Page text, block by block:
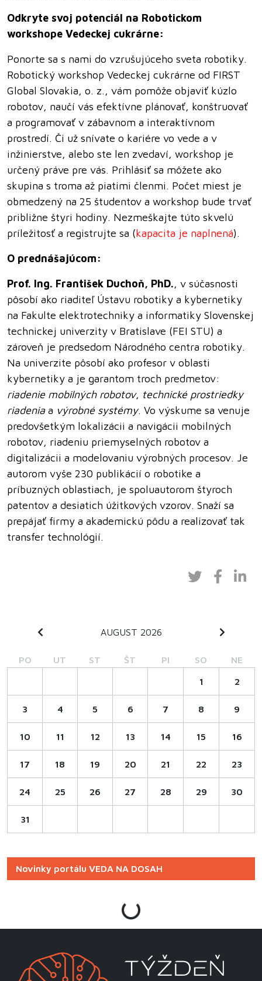
Odkryte svoj potenciál na Robotickom
workshope Vedeckej cukrárne:
Ponorte sa s nami do vzrušujúceho sveta robotiky.
Robotický workshop Vedeckej cukrárne od FIRST
Global Slovakia, o. z., vám pomôže objaviť kúzlo
robotov, naučí vás efektívne plánovať, konštruovať
a programovať v zábavnom a interaktívnom
prostredí. Či už snívate o kariére vo vede a v
inžinierstve, alebo ste len zvedaví, workshop je
určený práve pre vás. Prihlásiť sa môžete ako
skupina s troma až piatimi členmi. Počet miest je
obmedzený na 25 študentov a workshop bude trvať
približne štyri hodiny. Nezmeškajte túto skvelú
príležitosť a registrujte sa (kapacita je naplnená).
O prednášajúcom:
Prof. Ing. František Duchoň, PhD., v súčasnosti
pôsobí ako riaditeľ Ústavu robotiky a kybernetiky
na Fakulte elektrotechniky a informatiky Slovenskej
technickej univerzity v Bratislave (FEI STU) a
zároveň je predsedom Národného centra robotiky.
Na univerzite pôsobí ako profesor v oblasti
kybernetiky a je garantom troch predmetov:
riadenie mobilných robotov, technické prostriedky
riadeniaa výrobné systémy. Vo výskume sa venuje
predovšetkým lokalizácii a navigácii mobilných
robotov, riadeniu priemyselných robotov a
digitalizácii a modelovaniu výrobných procesov. Je
autorom vyše 230 publikácií o robotike a
príbuzných oblastiach, je spoluautorom štyroch
patentov a desiatich úžitkových vzorov. Snaží sa
prepájať firmy a akademickú pôdu a realizovať tak
transfer technológií.
AUGUST 2026
PO UT ST ŠT PI SO NE
1 2
3 4 5 6 7 8 9
10 11 12 13 14 15 16
17 18 19 20 21 22 23
24 25 26 27 28 29 30
31
Novinky portálu VEDA NA DOSAH
Loading...